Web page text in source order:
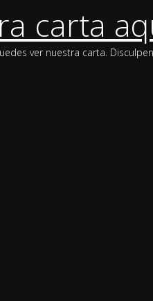
carta
ver nuestra carta.